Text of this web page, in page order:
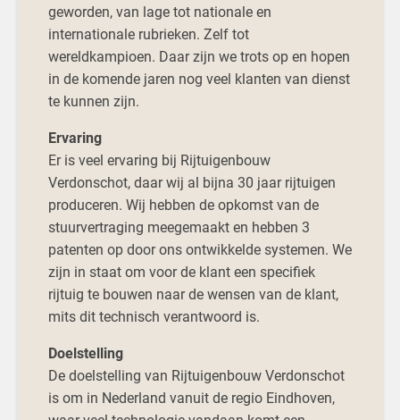
geworden, van lage tot nationale en
internationale rubrieken. Zelf tot
wereldkampioen. Daar zijn we trots op en hopen
in de komende jaren nog veel klanten van dienst
te kunnen zijn.
Ervaring
Er is veel ervaring bij Rijtuigenbouw
Verdonschot, daar wij al bijna 30 jaar rijtuigen
produceren. Wij hebben de opkomst van de
stuurvertraging meegemaakt en hebben 3
patenten op door ons ontwikkelde systemen. We
zijn in staat om voor de klant een specifiek
rijtuig te bouwen naar de wensen van de klant,
mits dit technisch verantwoord is.
Doelstelling
De doelstelling van Rijtuigenbouw Verdonschot
is om in Nederland vanuit de regio Eindhoven,